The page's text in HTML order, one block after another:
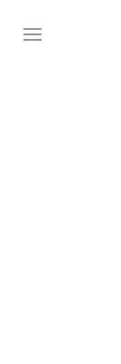
Ouvrir le menu